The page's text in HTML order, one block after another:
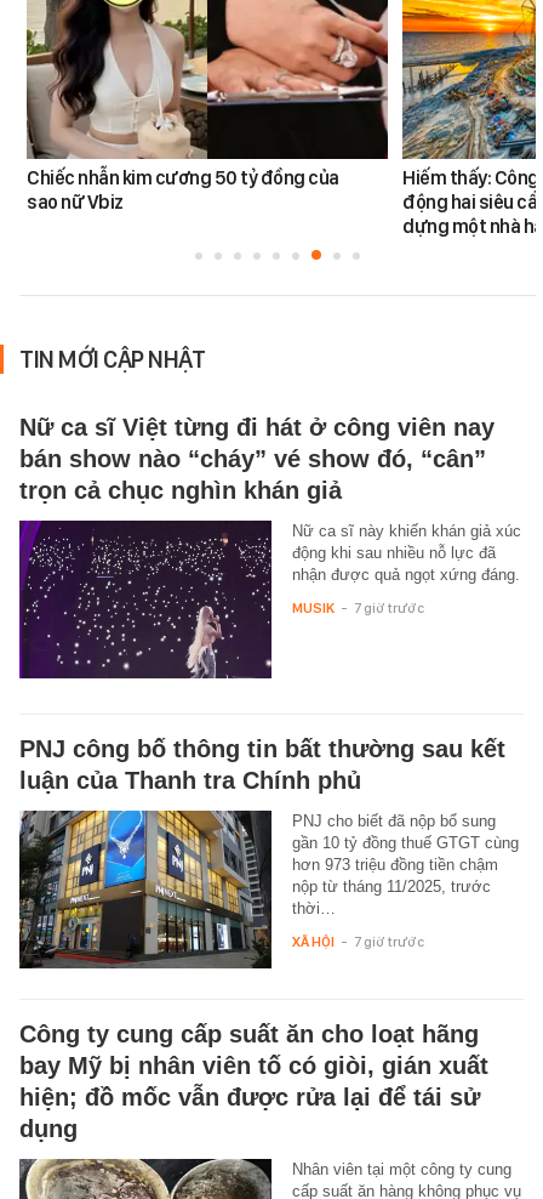
Chiếc nhẫn kim cương 50 tỷ đồng của
sao nữ Vbiz
Hiếm thấy:
động hai siêu
dựng một nhà
TIN MỚI CẬP NHẬT
Nữ ca sĩ Việt từng đi hát ở công viên nay
bán show nào “cháy” vé show đó, “cân”
trọn cả chục nghìn khán giả
Nữ ca sĩ này khiến khán giả xúc
động khi sau nhiều nỗ lực đã
nhận được quả ngọt xứng đáng.
MUSIK - 7 giờ trước
PNJ công bố thông tin bất thường sau kết
luận của Thanh tra Chính phủ
PNJ cho biết đã nộp bổ sung
gần 10 tỷ đồng thuế GTGT cùng
hơn 973 triệu đồng tiền chậm
nộp từ tháng 11/2025, trước
thời…
XÃ HỘI - 7 giờ trước
Công ty cung cấp suất ăn cho loạt hãng
bay Mỹ bị nhân viên tố có giòi, gián xuất
hiện; đồ mốc vẫn được rửa lại để tái sử
dụng
Nhân viên tại một công ty cung
cấp suất ăn hàng không phục vụ